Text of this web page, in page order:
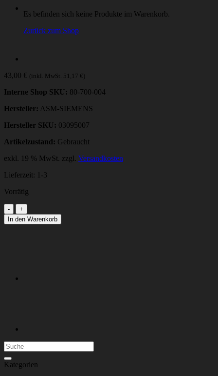
Es befinden sich keine Produkte im Warenkorb.
Zurück zum Shop
43,00 € (inkl. MwSt. 51,17 € )
Interne Shop SKU: 80-700-004
Hersteller: ASM-SIEMENS
Hersteller SKU: 03095007
Artikelzustand: Gebraucht
exkl. 19 % MwSt. zzgl. Versandkosten
Lieferzeit: 1-3
Vorrätig
DICHTUNGSSATZ
HALTEKREIS
CPP
In den Warenkorb
Suchen
nach:
Kategorien